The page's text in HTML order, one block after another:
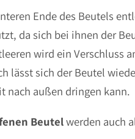
Ende des Beutels
da sich bei ihnen der
wird ein Verschluss
lässt sich der Beutel
nach außen dringen kann.
Beutelwerden auch